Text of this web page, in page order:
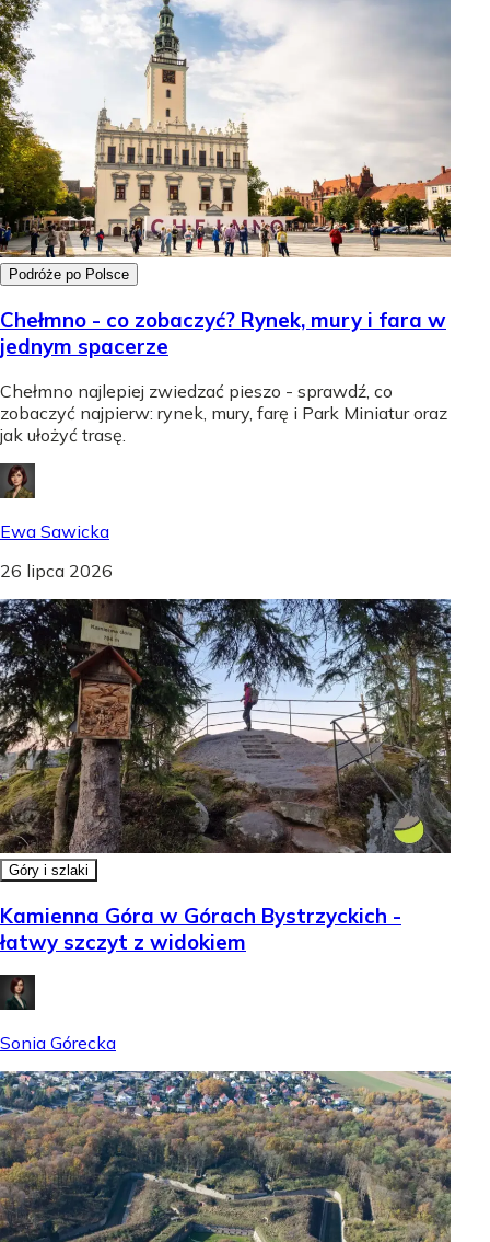
Podróże po Polsce
Chełmno - co zobaczyć? Rynek, mury i fara w
jednym spacerze
Chełmno najlepiej zwiedzać pieszo - sprawdź, co
zobaczyć najpierw: rynek, mury, farę i Park Miniatur oraz
jak ułożyć trasę.
Ewa Sawicka
26 lipca 2026
Góry i szlaki
Kamienna Góra w Górach Bystrzyckich -
łatwy szczyt z widokiem
Sonia Górecka